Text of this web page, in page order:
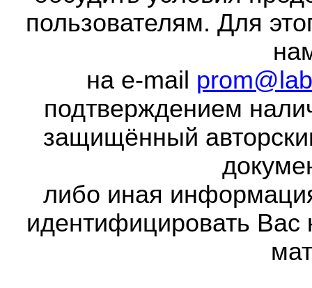
пользователям. Для
на e-mail
подтверждением
защищённый
либо иная
идентифицировать Вас